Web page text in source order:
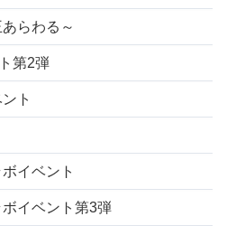
らわる～
第2弾
ト
イベント
イベント第3弾